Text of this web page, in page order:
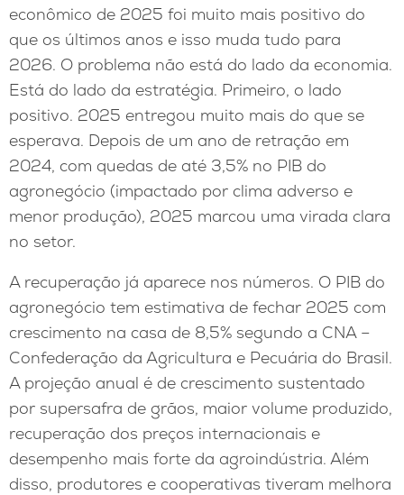
econômico de 2025 foi muito mais positivo do
que os últimos anos e isso muda tudo para
2026. O problema não está do lado da economia.
Está do lado da estratégia. Primeiro, o lado
positivo. 2025 entregou muito mais do que se
esperava. Depois de um ano de retração em
2024, com quedas de até 3,5% no PIB do
agronegócio (impactado por clima adverso e
menor produção), 2025 marcou uma virada clara
no setor.
A recuperação já aparece nos números. O PIB do
agronegócio tem estimativa de fechar 2025 com
crescimento na casa de 8,5% segundo a CNA –
Confederação da Agricultura e Pecuária do Brasil.
A projeção anual é de crescimento sustentado
por supersafra de grãos, maior volume produzido,
recuperação dos preços internacionais e
desempenho mais forte da agroindústria. Além
disso, produtores e cooperativas tiveram melhora